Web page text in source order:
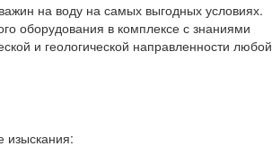
на воду на самых выгодных условиях.
оборудования в комплексе с знаниями
и геологической направленности любой
изыскания: